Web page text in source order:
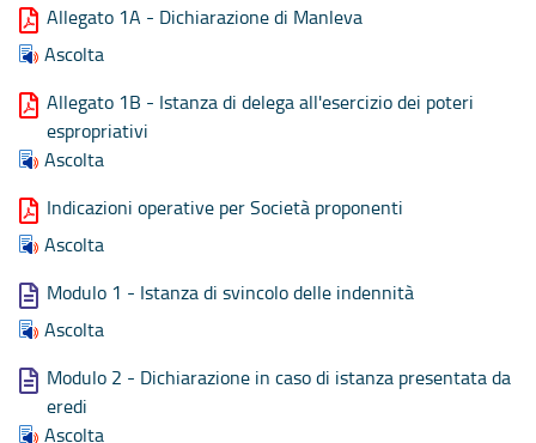
Allegato 1A - Dichiarazione di Manleva
Ascolta
Allegato 1B - Istanza di delega all'esercizio dei poteri
espropriativi
Ascolta
Indicazioni operative per Società proponenti
Ascolta
Modulo 1 - Istanza di svincolo delle indennità
Ascolta
Modulo 2 - Dichiarazione in caso di istanza presentata da
eredi
Ascolta